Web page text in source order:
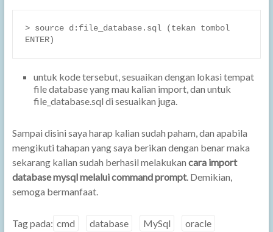
> source d:file_database.sql (tekan tombol
ENTER)
untuk kode tersebut, sesuaikan dengan lokasi tempat
file database yang mau kalian import, dan untuk
file_database.sql di sesuaikan juga.
Sampai disini saya harap kalian sudah paham, dan apabila
mengikuti tahapan yang saya berikan dengan benar maka
sekarang kalian sudah berhasil melakukan cara import
database mysql melalui command prompt. Demikian,
semoga bermanfaat.
Tag pada: cmd database MySql oracle